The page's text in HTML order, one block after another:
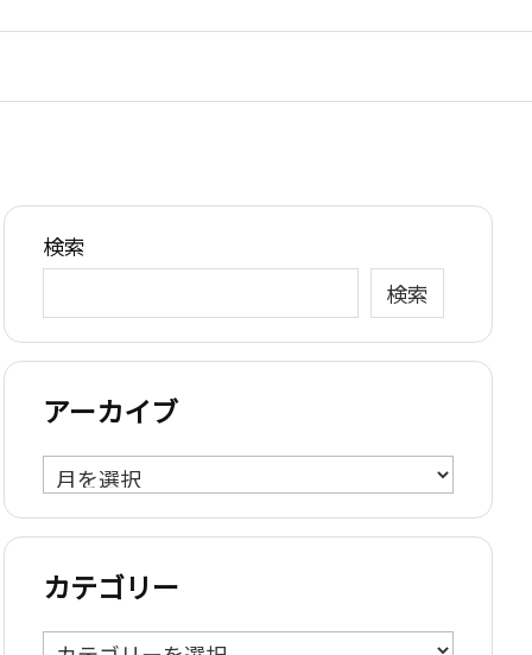
検索
検索
アーカイブ
ア
ー
カ
ブ
カテゴリー
カ